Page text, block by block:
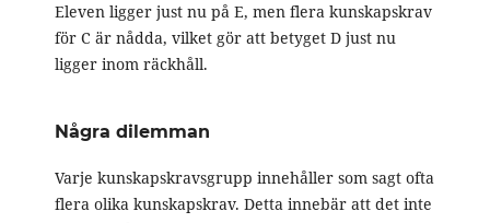
Eleven ligger just nu på E, men flera kunskapskrav
för C är nådda, vilket gör att betyget D just nu
ligger inom räckhåll.
Några dilemman
Varje kunskapskravsgrupp innehåller som sagt ofta
flera olika kunskapskrav. Detta innebär att det inte